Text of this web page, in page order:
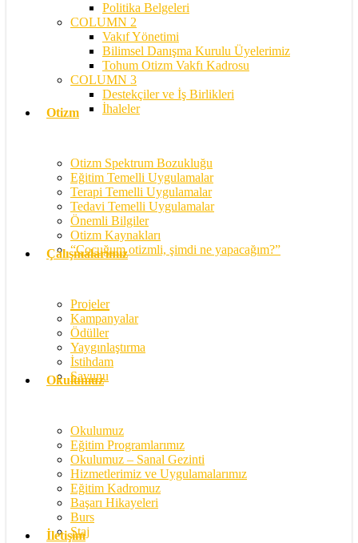
Politika Belgeleri
COLUMN 2
Vakıf Yönetimi
Bilimsel Danışma Kurulu Üyelerimiz
Tohum Otizm Vakfı Kadrosu
COLUMN 3
Destekçiler ve İş Birlikleri
İhaleler
Otizm
Otizm Spektrum Bozukluğu
Eğitim Temelli Uygulamalar
Terapi Temelli Uygulamalar
Tedavi Temelli Uygulamalar
Önemli Bilgiler
Otizm Kaynakları
“Çocuğum otizmli, şimdi ne yapacağım?”
Çalışmalarımız
Projeler
Kampanyalar
Ödüller
Yaygınlaştırma
İstihdam
Savunu
Okulumuz
Okulumuz
Eğitim Programlarımız
Okulumuz – Sanal Gezinti
Hizmetlerimiz ve Uygulamalarımız
Eğitim Kadromuz
Başarı Hikayeleri
Burs
Staj
İletişim